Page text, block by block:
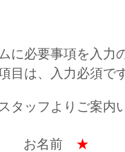
に必要事項を入力
目は、入力必須です
タッフよりご案内
お名前 ★